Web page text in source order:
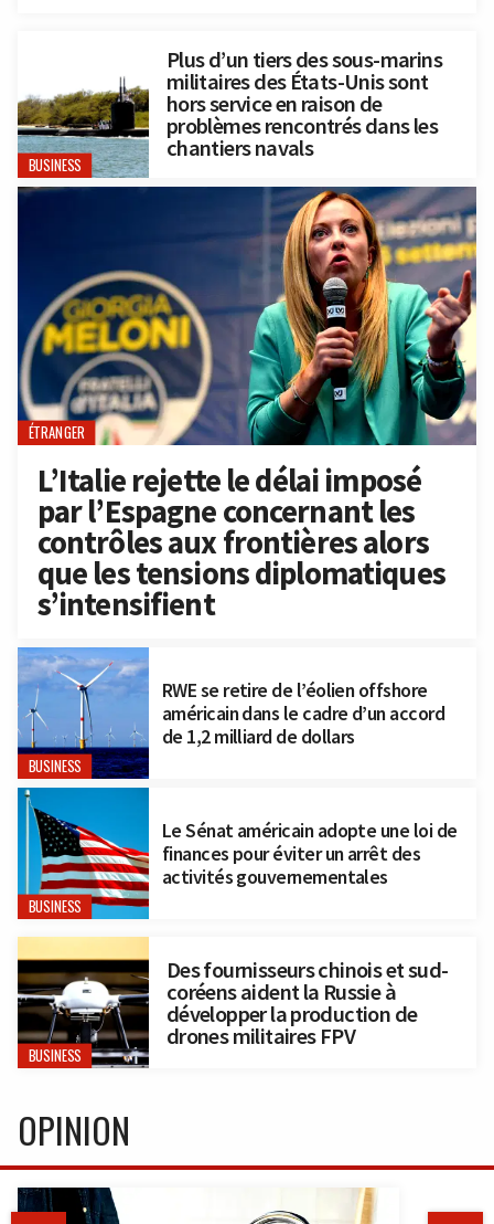
BUSINESS
Plus d’un tiers des sous-marins
militaires des États-Unis sont
hors service en raison de
problèmes rencontrés dans les
chantiers navals
ÉTRANGER
L’Italie rejette le délai imposé
par l’Espagne concernant les
contrôles aux frontières alors
que les tensions diplomatiques
s’intensifient
BUSINESS
RWE se retire de l’éolien offshore
américain dans le cadre d’un accord
de 1,2 milliard de dollars
BUSINESS
Le Sénat américain adopte une loi de
finances pour éviter un arrêt des
activités gouvernementales
BUSINESS
Des fournisseurs chinois et sud-
coréens aident la Russie à
développer la production de
drones militaires FPV
OPINION